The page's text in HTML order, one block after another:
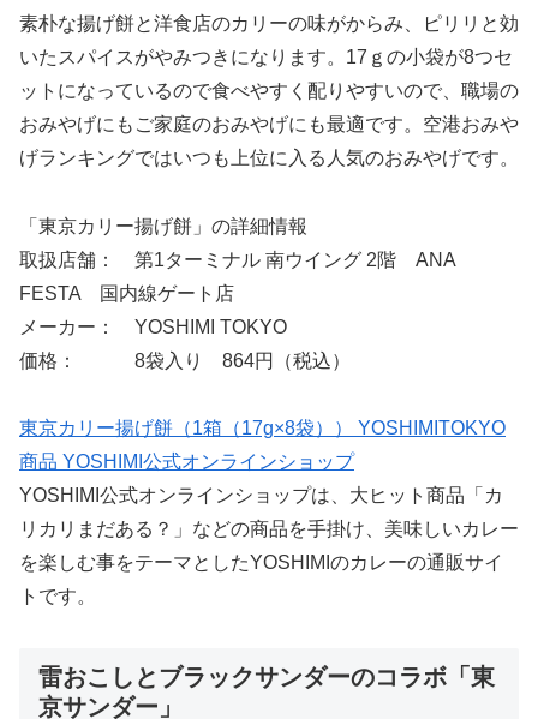
素朴な揚げ餅と洋食店のカリーの味がからみ、ピリリと効
いたスパイスがやみつきになります。17ｇの小袋が8つセ
ットになっているので食べやすく配りやすいので、職場の
おみやげにもご家庭のおみやげにも最適です。空港おみや
げランキングではいつも上位に入る人気のおみやげです。
「東京カリー揚げ餅」の詳細情報
取扱店舗： 第1ターミナル 南ウイング 2階 ANA
FESTA 国内線ゲート店
メーカー： YOSHIMI TOKYO
価格： 8袋入り 864円（税込）
東京カリー揚げ餅（1箱（17g×8袋）） YOSHIMITOKYO
商品 YOSHIMI公式オンラインショップ
YOSHIMI公式オンラインショップは、大ヒット商品「カ
リカリまだある？」などの商品を手掛け、美味しいカレー
を楽しむ事をテーマとしたYOSHIMIのカレーの通販サイ
トです。
雷おこしとブラックサンダーのコラボ「東
京サンダー」